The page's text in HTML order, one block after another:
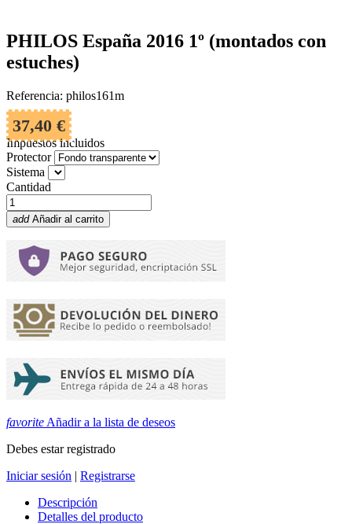
PHILOS España 2016 1º (montados con
estuches)
Referencia: philos161m
37,40 €
Impuestos incluidos
Protector
Sistema
Cantidad
add Añadir al carrito
favorite Añadir a la lista de deseos
Debes estar registrado
Iniciar sesión | Registrarse
Descripción
Detalles del producto